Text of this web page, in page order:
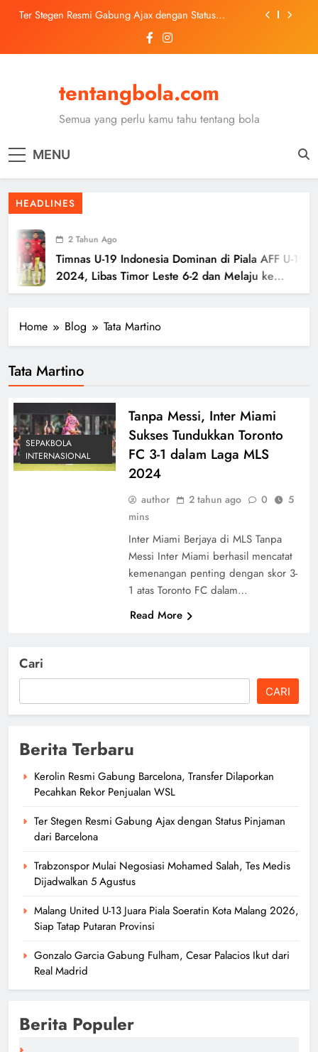
SkipTer Stegen Resmi Gabung Ajax dengan Status
Trabzonspor Mulai Negosiasi Mohamed Salah, Tes
Medis Dijadwalkan 5 Agustus
2026, Siap Tatap Putaran Provinsi
Kerolin Resmi Gabung Barcelona, Transfer
Dilaporkan Pecahkan Rekor Penjualan WSL
Pinjaman dari Barcelona
Trabzonspor Mulai Negosiasi Mohamed Salah, Tes
Medis Dijadwalkan 5 Agustus
Malang United U-13 Juara Piala Soeratin Kota Malang
2026, Siap Tatap Putaran Provinsi
tentangbola.com
Semua yang perlu kamu tahu tentang bola
MENU
HEADLINES
2 Tahun Ago
Timnas U-19 Indonesia Dominan di Piala AFF U-19
2024, Libas Timor Leste 6-2 dan Melaju ke
Semifinal
Home Blog Tata Martino
Tata Martino
SEPAKBOLA
INTERNASIONAL
Tanpa Messi, Inter Miami
Sukses Tundukkan Toronto
FC 3-1 dalam Laga MLS
2024
author 2 tahun ago 0
5
mins
Inter Miami Berjaya di MLS Tanpa
Messi Inter Miami berhasil mencatat
kemenangan penting dengan skor 3-
1 atas Toronto FC dalam…
Read More
Cari
CARI
Berita Terbaru
Kerolin Resmi Gabung Barcelona, Transfer Dilaporkan
Pecahkan Rekor Penjualan WSL
Ter Stegen Resmi Gabung Ajax dengan Status Pinjaman
dari Barcelona
Trabzonspor Mulai Negosiasi Mohamed Salah, Tes Medis
Dijadwalkan 5 Agustus
Malang United U-13 Juara Piala Soeratin Kota Malang 2026,
Siap Tatap Putaran Provinsi
Gonzalo Garcia Gabung Fulham, Cesar Palacios Ikut dari
Real Madrid
Berita Populer